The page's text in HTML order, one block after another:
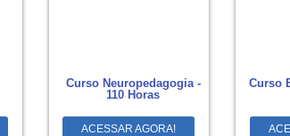
Curso Neuropedagogia -
110 Horas
ACESSAR AGORA!
Curso